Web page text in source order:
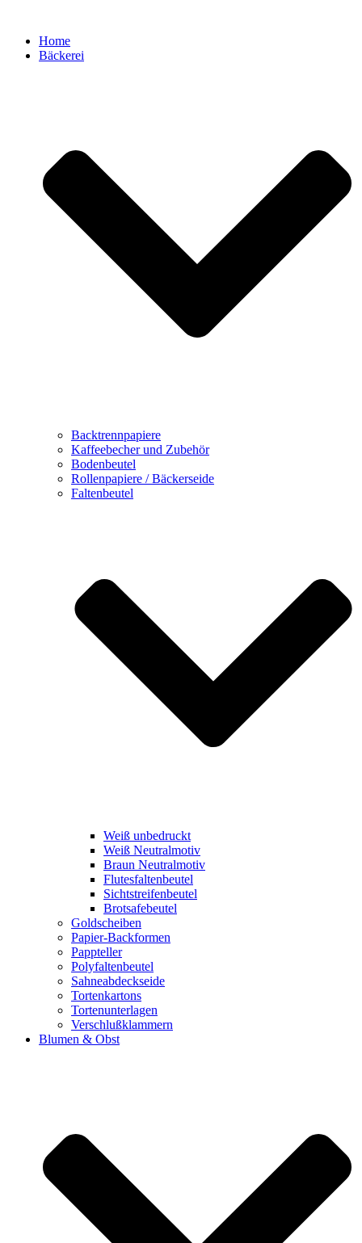
springenHome
Bäckerei
Backtrennpapiere
Kaffeebecher und Zubehör
Bodenbeutel
Rollenpapiere / Bäckerseide
Faltenbeutel
Weiß unbedruckt
Weiß Neutralmotiv
Braun Neutralmotiv
Flutesfaltenbeutel
Sichtstreifenbeutel
Brotsafebeutel
Goldscheiben
Papier-Backformen
Pappteller
Polyfaltenbeutel
Sahneabdeckseide
Tortenkartons
Tortenunterlagen
Verschlußklammern
Blumen & Obst